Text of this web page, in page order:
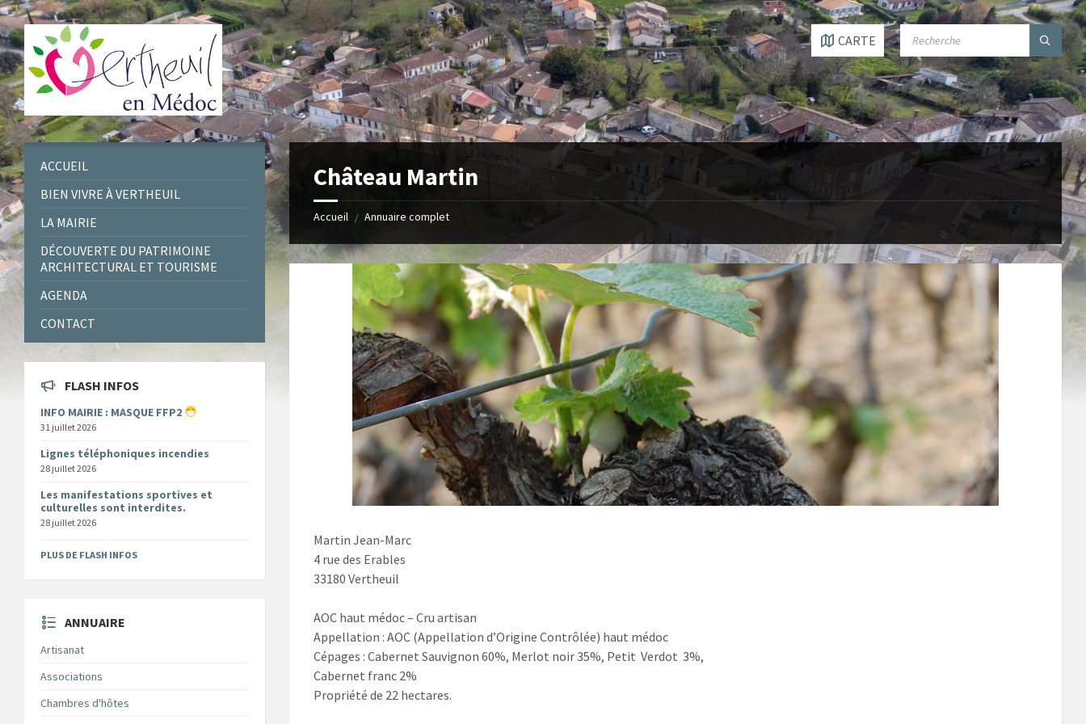
Skip
to
content
Skip
to
left
sidebar
Skip
to
footer
CARTE
SEARCH:
Château Martin
Accueil / Annuaire complet
Martin Jean-Marc
4 rue des Erables
33180 Vertheuil
AOC haut médoc – Cru artisan
Appellation : AOC (Appellation d’Origine Contrôlée) haut médoc
Cépages : Cabernet Sauvignon 60%, Merlot noir 35%, Petit Verdot 3%,
Cabernet franc 2%
Propriété de 22 hectares.
ACCUEIL
BIEN VIVRE À VERTHEUIL
LA MAIRIE
DÉCOUVERTE DU PATRIMOINE
ARCHITECTURAL ET TOURISME
AGENDA
CONTACT
FLASH INFOS
INFO MAIRIE : MASQUE FFP2
31 juillet 2026
Lignes téléphoniques incendies
28 juillet 2026
Les manifestations sportives et
culturelles sont interdites.
28 juillet 2026
PLUS DE FLASH INFOS
ANNUAIRE
Artisanat
Associations
Chambres d'hôtes